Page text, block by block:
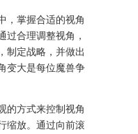
，掌握合适的视角
过合理调整视角，
制定战略，并做出
变大是每位魔兽争
的方式来控制视角
缩放。通过向前滚